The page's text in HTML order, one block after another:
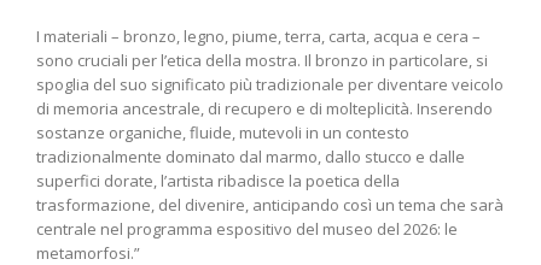
I materiali – bronzo, legno, piume, terra, carta, acqua e cera –
sono cruciali per l’etica della mostra. Il bronzo in particolare, si
spoglia del suo significato più tradizionale per diventare veicolo
di memoria ancestrale, di recupero e di molteplicità. Inserendo
sostanze organiche, fluide, mutevoli in un contesto
tradizionalmente dominato dal marmo, dallo stucco e dalle
superfici dorate, l’artista ribadisce la poetica della
trasformazione, del divenire, anticipando così un tema che sarà
centrale nel programma espositivo del museo del 2026: le
metamorfosi.”